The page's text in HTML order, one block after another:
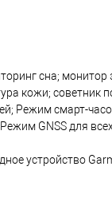
сна;
кожи; советник
Режим смарт-
GNSS для
устройство